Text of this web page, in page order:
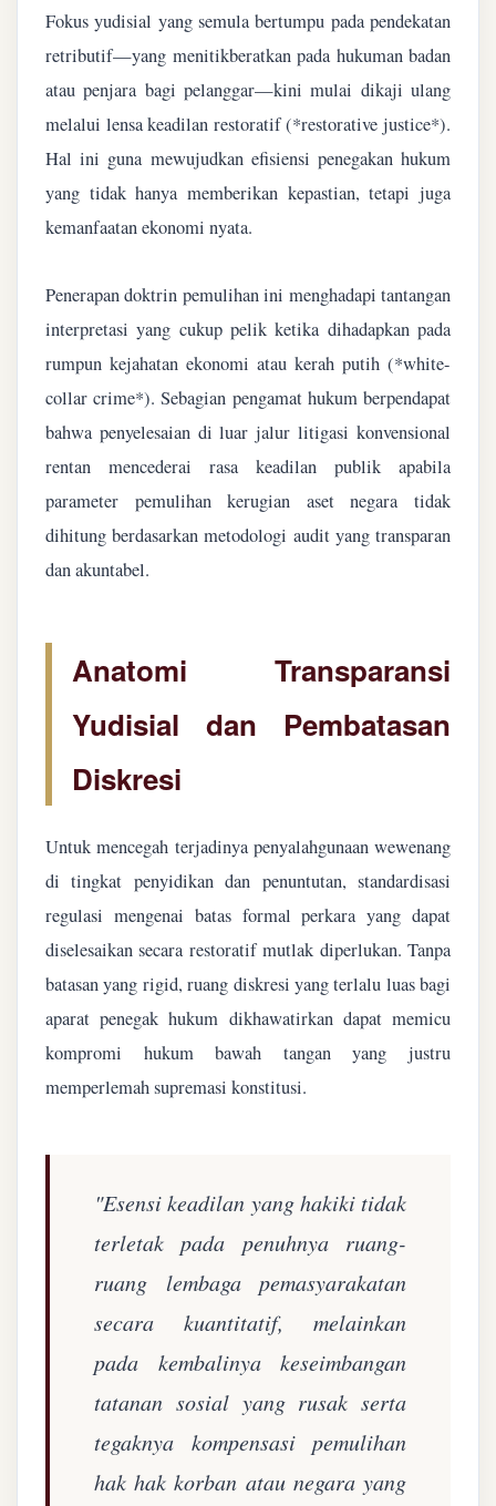
Fokus yudisial yang semula bertumpu pada pendekatan
retributif—yang menitikberatkan pada hukuman badan
atau penjara bagi pelanggar—kini mulai dikaji ulang
melalui lensa keadilan restoratif (*restorative justice*).
Hal ini guna mewujudkan efisiensi penegakan hukum
yang tidak hanya memberikan kepastian, tetapi juga
kemanfaatan ekonomi nyata.
Penerapan doktrin pemulihan ini menghadapi tantangan
interpretasi yang cukup pelik ketika dihadapkan pada
rumpun kejahatan ekonomi atau kerah putih (*white-
collar crime*). Sebagian pengamat hukum berpendapat
bahwa penyelesaian di luar jalur litigasi konvensional
rentan mencederai rasa keadilan publik apabila
parameter pemulihan kerugian aset negara tidak
dihitung berdasarkan metodologi audit yang transparan
dan akuntabel.
Anatomi Transparansi
Yudisial dan Pembatasan
Diskresi
Untuk mencegah terjadinya penyalahgunaan wewenang
di tingkat penyidikan dan penuntutan, standardisasi
regulasi mengenai batas formal perkara yang dapat
diselesaikan secara restoratif mutlak diperlukan. Tanpa
batasan yang rigid, ruang diskresi yang terlalu luas bagi
aparat penegak hukum dikhawatirkan dapat memicu
kompromi hukum bawah tangan yang justru
memperlemah supremasi konstitusi.
"Esensi keadilan yang hakiki tidak
terletak pada penuhnya ruang-
ruang lembaga pemasyarakatan
secara kuantitatif, melainkan
pada kembalinya keseimbangan
tatanan sosial yang rusak serta
tegaknya kompensasi pemulihan
hak hak korban atau negara yang